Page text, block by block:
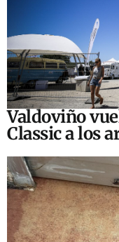
Valdoviño
Classic a los